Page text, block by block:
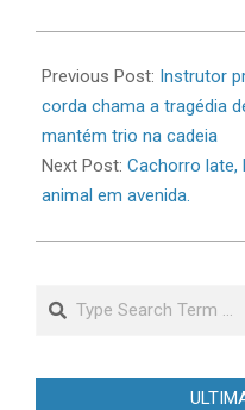
06-
16
Previous Post: Instrutor
corda chama a tragédia
mantém trio na cadeia
Next Post: Cachorro late,
animal em avenida.